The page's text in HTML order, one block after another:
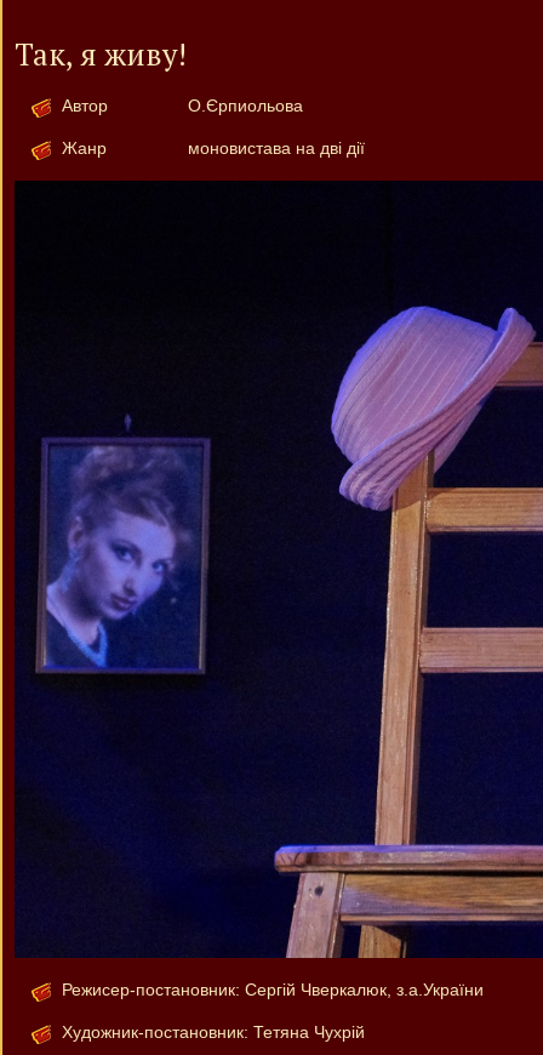
Так, я живу!
Автор О.Єрпиольова
Жанр моновистава на дві дії
Режисер-постановник: Сергій Чверкалюк, з.а.України
Художник-постановник: Тетяна Чухрій